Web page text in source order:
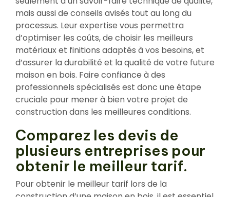
mais aussi de conseils avisés tout au long du
processus. Leur expertise vous permettra
d’optimiser les coûts, de choisir les meilleurs
matériaux et finitions adaptés à vos besoins, et
d’assurer la durabilité et la qualité de votre future
maison en bois. Faire confiance à des
professionnels spécialisés est donc une étape
cruciale pour mener à bien votre projet de
construction dans les meilleures conditions.
Comparez les devis de
plusieurs entreprises pour
obtenir le meilleur tarif.
Pour obtenir le meilleur tarif lors de la